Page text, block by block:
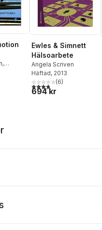
,
Totalt antal röster:
Ewles & Simnett
Hälsoarbete
Angela Scriven
Häftad, 2013
3,8utav 5 stjärnor. Totalt
(6)
694 kr